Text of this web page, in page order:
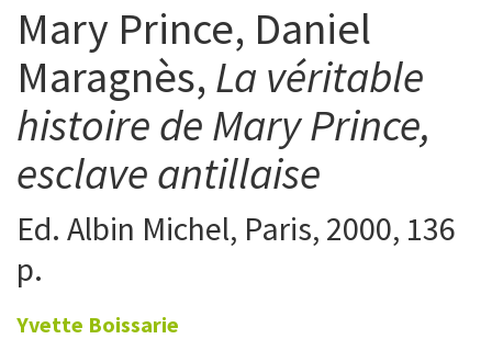
Mary Prince, Daniel
Maragnès, La véritable
histoire de Mary Prince,
esclave antillaise
Ed. Albin Michel, Paris, 2000, 136
p.
Yvette Boissarie